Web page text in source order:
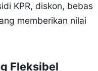
KPR, diskon, bebas
memberikan nilai
Fleksibel